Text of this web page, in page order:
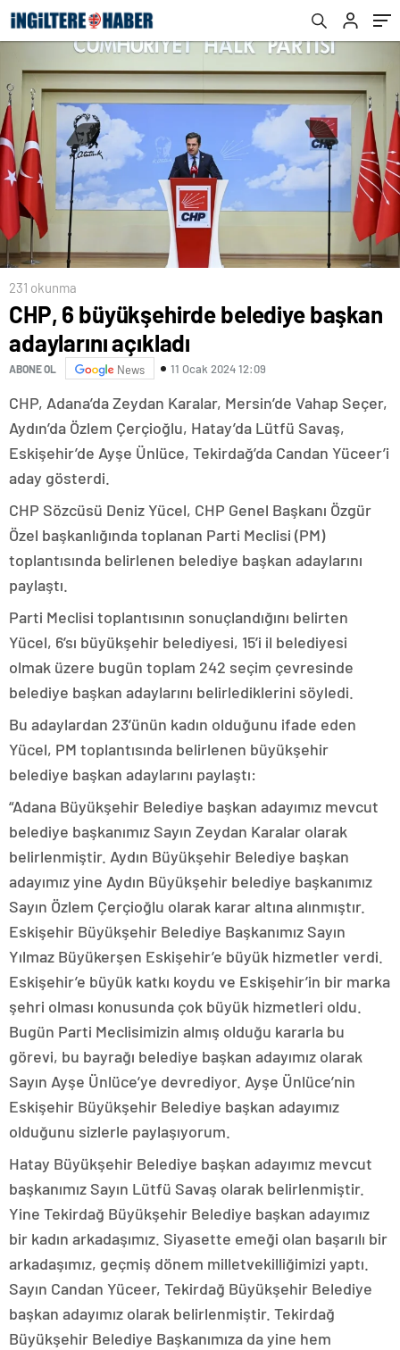
231 okunma
CHP, 6 büyükşehirde belediye başkan
adaylarını açıkladı
ABONE OL News 11 Ocak 2024 12:09
CHP, Adana’da Zeydan Karalar, Mersin’de Vahap Seçer,
Aydın’da Özlem Çerçioğlu, Hatay’da Lütfü Savaş,
Eskişehir’de Ayşe Ünlüce, Tekirdağ’da Candan Yüceer’i
aday gösterdi.
CHP Sözcüsü Deniz Yücel, CHP Genel Başkanı Özgür
Özel başkanlığında toplanan Parti Meclisi (PM)
toplantısında belirlenen belediye başkan adaylarını
paylaştı.
Parti Meclisi toplantısının sonuçlandığını belirten
Yücel, 6’sı büyükşehir belediyesi, 15’i il belediyesi
olmak üzere bugün toplam 242 seçim çevresinde
belediye başkan adaylarını belirlediklerini söyledi.
Bu adaylardan 23’ünün kadın olduğunu ifade eden
Yücel, PM toplantısında belirlenen büyükşehir
belediye başkan adaylarını paylaştı:
“Adana Büyükşehir Belediye başkan adayımız mevcut
belediye başkanımız Sayın Zeydan Karalar olarak
belirlenmiştir. Aydın Büyükşehir Belediye başkan
adayımız yine Aydın Büyükşehir belediye başkanımız
Sayın Özlem Çerçioğlu olarak karar altına alınmıştır.
Eskişehir Büyükşehir Belediye Başkanımız Sayın
Yılmaz Büyükerşen Eskişehir’e büyük hizmetler verdi.
Eskişehir’e büyük katkı koydu ve Eskişehir’in bir marka
şehri olması konusunda çok büyük hizmetleri oldu.
Bugün Parti Meclisimizin almış olduğu kararla bu
görevi, bu bayrağı belediye başkan adayımız olarak
Sayın Ayşe Ünlüce’ye devrediyor. Ayşe Ünlüce’nin
Eskişehir Büyükşehir Belediye başkan adayımız
olduğunu sizlerle paylaşıyorum.
Hatay Büyükşehir Belediye başkan adayımız mevcut
başkanımız Sayın Lütfü Savaş olarak belirlenmiştir.
Yine Tekirdağ Büyükşehir Belediye başkan adayımız
bir kadın arkadaşımız. Siyasette emeği olan başarılı bir
arkadaşımız, geçmiş dönem milletvekilliğimizi yaptı.
Sayın Candan Yüceer, Tekirdağ Büyükşehir Belediye
başkan adayımız olarak belirlenmiştir. Tekirdağ
Büyükşehir Belediye Başkanımıza da yine hem